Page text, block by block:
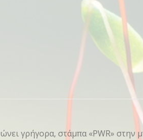
γρήγορα, στάμπα «PWR» στην